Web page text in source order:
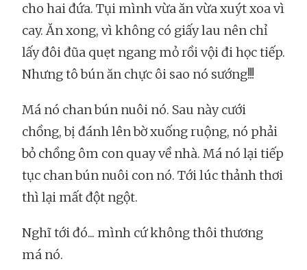
cho hai đứa. Tụi mình vừa ăn vừa xuýt xoa vì
cay. Ăn xong, vì không có giấy lau nên chỉ
lấy đôi đũa quẹt ngang mỏ rồi vội đi học tiếp.
Nhưng tô bún ăn chực ôi sao nó sướng!!!
Má nó chan bún nuôi nó. Sau này cưới
chồng, bị đánh lên bờ xuống ruộng, nó phải
bỏ chồng ôm con quay về nhà. Má nó lại tiếp
tục chan bún nuôi con nó. Tới lúc thảnh thơi
thì lại mất đột ngột.
Nghĩ tới đó... mình cứ không thôi thương
má nó.